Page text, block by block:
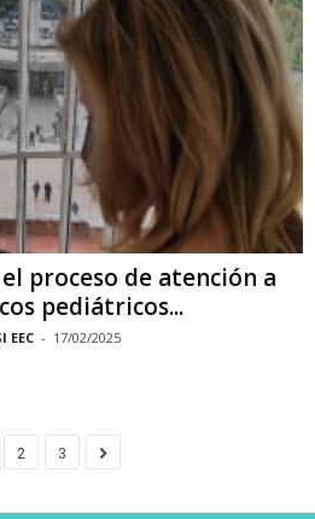
proceso de atención a
pediátricos...
- 17/02/2025
2 3